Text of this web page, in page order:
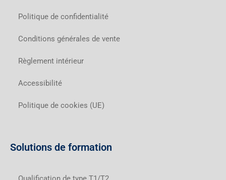
Politique de confidentialité
Conditions générales de vente
Règlement intérieur
Accessibilité
Politique de cookies (UE)
Solutions de formation